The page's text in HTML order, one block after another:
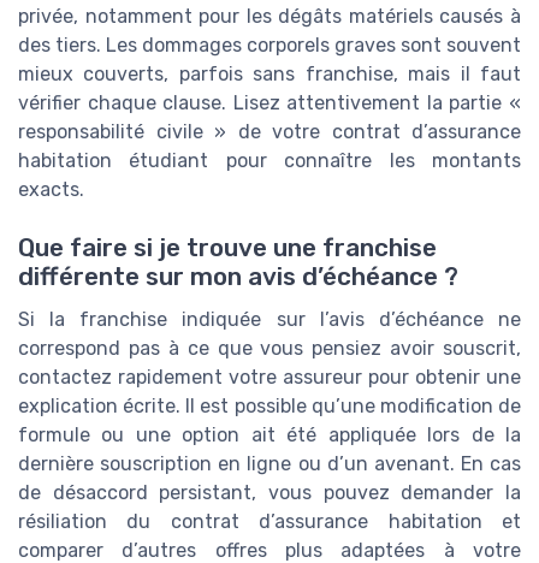
privée, notamment pour les dégâts matériels causés à
des tiers. Les dommages corporels graves sont souvent
mieux couverts, parfois sans franchise, mais il faut
vérifier chaque clause. Lisez attentivement la partie «
responsabilité civile » de votre contrat d’assurance
habitation étudiant pour connaître les montants
exacts.
Que faire si je trouve une franchise
différente sur mon avis d’échéance ?
Si la franchise indiquée sur l’avis d’échéance ne
correspond pas à ce que vous pensiez avoir souscrit,
contactez rapidement votre assureur pour obtenir une
explication écrite. Il est possible qu’une modification de
formule ou une option ait été appliquée lors de la
dernière souscription en ligne ou d’un avenant. En cas
de désaccord persistant, vous pouvez demander la
résiliation du contrat d’assurance habitation et
comparer d’autres offres plus adaptées à votre